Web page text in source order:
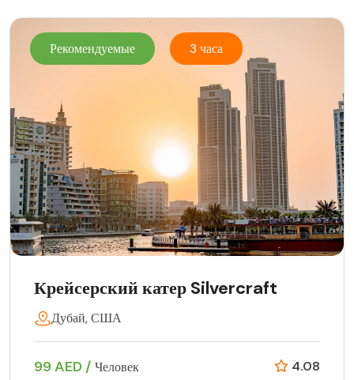
Рекомендуемые 3 часа
Крейсерский катер Silvercraft
Дубай, США
99 AED / Человек 4.08